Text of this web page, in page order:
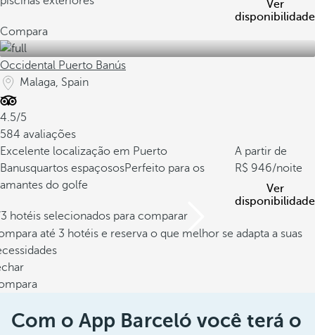
Ver
disponibilidade
Compara
Occidental Puerto Banús
Malaga, Spain
4.5/5
584 avaliações
Excelente localização em Puerto
Banusquartos espaçososPerfeito para os
amantes do golfe
A partir de
946/noite
Ver
disponibilidade
hotéis selecionados para comparar
até 3 hotéis e reserva o que melhor se adapta a suas
Com o App Barceló você terá o